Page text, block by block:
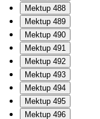
Mektup 488
Mektup 489
Mektup 490
Mektup 491
Mektup 492
Mektup 493
Mektup 494
Mektup 495
Mektup 496